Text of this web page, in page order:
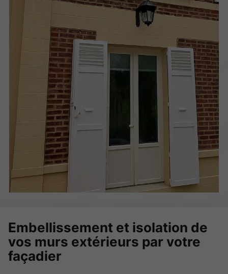
Embellissement et isolation de
vos murs extérieurs par votre
façadier